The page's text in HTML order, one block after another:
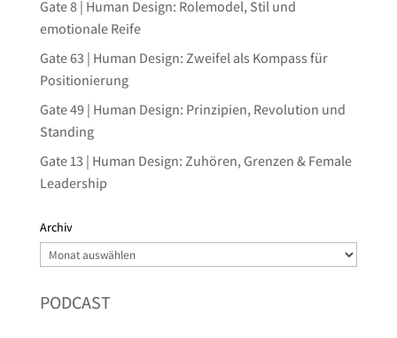
Gate 8 | Human Design: Rolemodel, Stil und
emotionale Reife
Gate 63 | Human Design: Zweifel als Kompass für
Positionierung
Gate 49 | Human Design: Prinzipien, Revolution und
Standing
Gate 13 | Human Design: Zuhören, Grenzen & Female
Leadership
Archiv
Archiv
PODCAST